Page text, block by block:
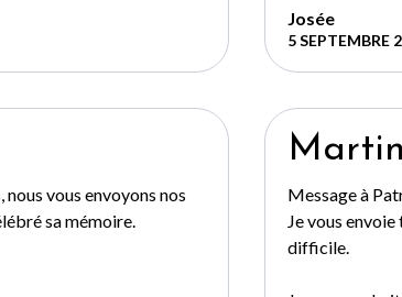
Josée
5 SEPTEMBRE
vous envoyons nos
sa mémoire.
Message à
Je vous
difficile.